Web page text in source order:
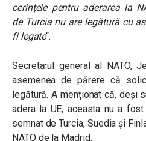
cerințele pentru aderarea la
de Turcia nu are legătură cu
fi legate“.
Secretarul general al NATO,
asemenea de părere că
legătură. A menționat că, deși
adera la UE, aceasta nu a
semnat de Turcia, Suedia și
NATO de la Madrid.